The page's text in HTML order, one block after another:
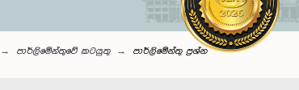
පාර්ලිමේන්තුවේ කටයුතු පාර්ලි‌මේන්තු‌ ප්‍රශ්න